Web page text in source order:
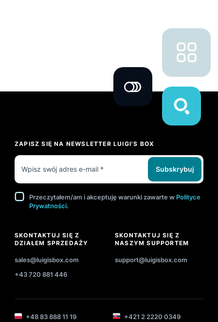
ZAPISZ SIĘ NA NEWSLETTER LUIGI'S BOX
Subskrybuj
Przeczytałem/am i akceptuję warunki zawarte w Polityce
Prywatności.
SKONTAKTUJ SIĘ Z
DZIAŁEM SPRZEDAŻY
sales@luigisbox.com
+43 720 881 446
SKONTAKTUJ SIĘ Z
NASZYM SUPPORTEM
support@luigisbox.com
+48 83 888 11 19 +421 2 2220 0349